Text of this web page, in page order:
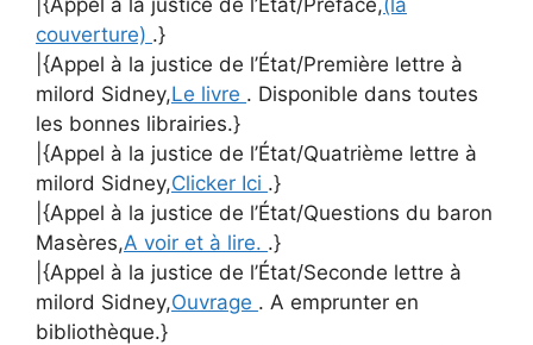
couverture) .}
|{Appel à la justice de l’État/Première lettre à
milord Sidney,Le livre . Disponible dans toutes
les bonnes librairies.}
|{Appel à la justice de l’État/Quatrième lettre à
milord Sidney,Clicker Ici .}
|{Appel à la justice de l’État/Questions du baron
Masères,A voir et à lire. .}
|{Appel à la justice de l’État/Seconde lettre à
milord Sidney,Ouvrage . A emprunter en
bibliothèque.}